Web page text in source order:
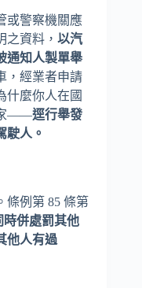
或警察機關應
之資料， 以汽
通知人製單舉
，經業者申請
什麼你人在國
家——逕行舉發
駛人。
條例第 85 條第
時併處罰其他
他人有過